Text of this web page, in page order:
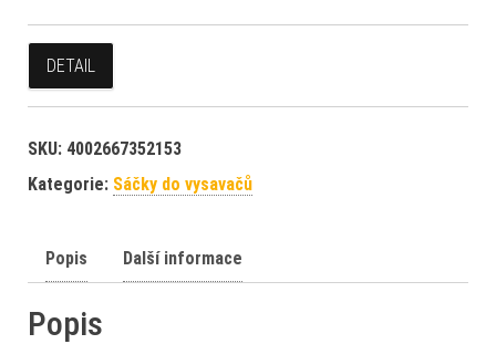
DETAIL
SKU: 4002667352153
Kategorie: Sáčky do vysavačů
Popis Další informace
Popis